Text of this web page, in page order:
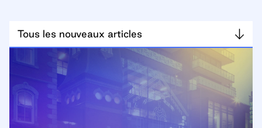
Tous les nouveaux articles